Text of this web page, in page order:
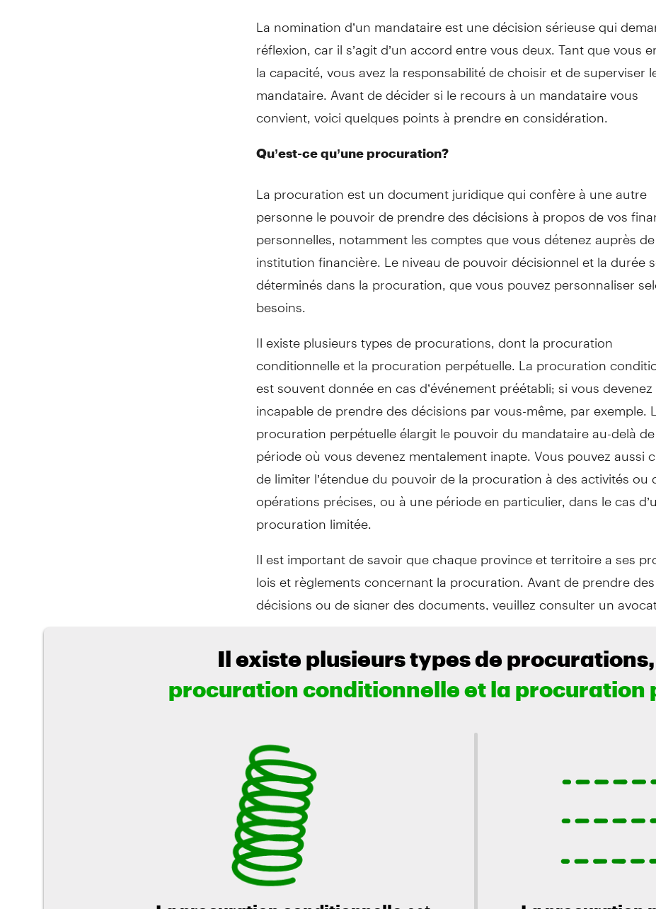
La nomination d’un mandataire est une décision sérieuse qui
réflexion, car il s’agit d’un accord entre vous deux. Tant que vous
la capacité, vous avez la responsabilité de choisir et de superviser
mandataire. Avant de décider si le recours à un mandataire vous
convient, voici quelques points à prendre en considération.
Qu’est-ce qu’une procuration?
La procuration est un document juridique qui confère à une autre
personne le pouvoir de prendre des décisions à propos de vos
personnelles, notamment les comptes que vous détenez auprès
institution financière. Le niveau de pouvoir décisionnel et la durée
déterminés dans la procuration, que vous pouvez personnaliser
besoins.
Il existe plusieurs types de procurations, dont la procuration
conditionnelle et la procuration perpétuelle. La procuration
est souvent donnée en cas d’événement préétabli; si vous devenez
incapable de prendre des décisions par vous-même, par exemple.
procuration perpétuelle élargit le pouvoir du mandataire au-delà
période où vous devenez mentalement inapte. Vous pouvez aussi
de limiter l’étendue du pouvoir de la procuration à des activités ou
opérations précises, ou à une période en particulier, dans le cas
procuration limitée.
Il est important de savoir que chaque province et territoire a ses
lois et règlements concernant la procuration. Avant de prendre des
décisions ou de signer des documents, veuillez consulter un